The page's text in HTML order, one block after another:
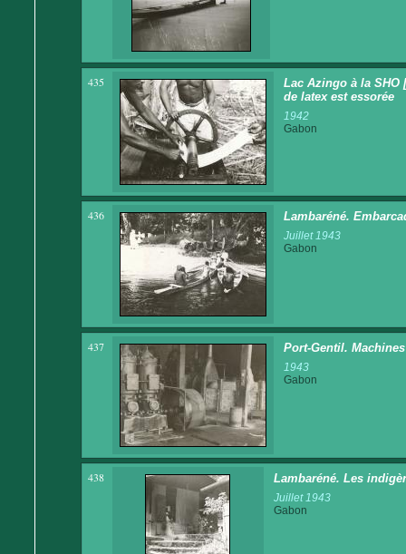
435
Lac Azingo à la SHO
de latex est essorée
1942
Gabon
436 Lambaréné.
Juillet 1943
Gabon
437 Port-Gentil.
1943
Gabon
438 Lambaréné. Les
Juillet 1943
Gabon